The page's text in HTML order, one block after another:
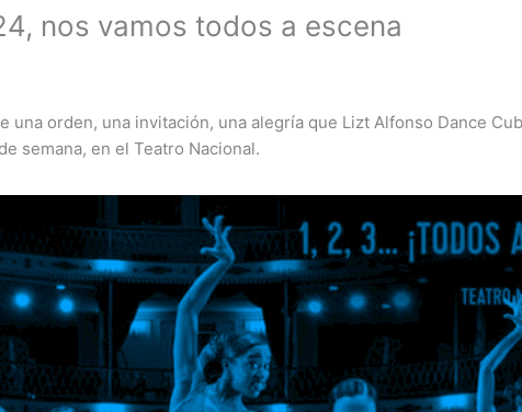
nos vamos todos a escena
una orden, una invitación, una alegría que Lizt Alfonso Dance
semana, en el Teatro Nacional.